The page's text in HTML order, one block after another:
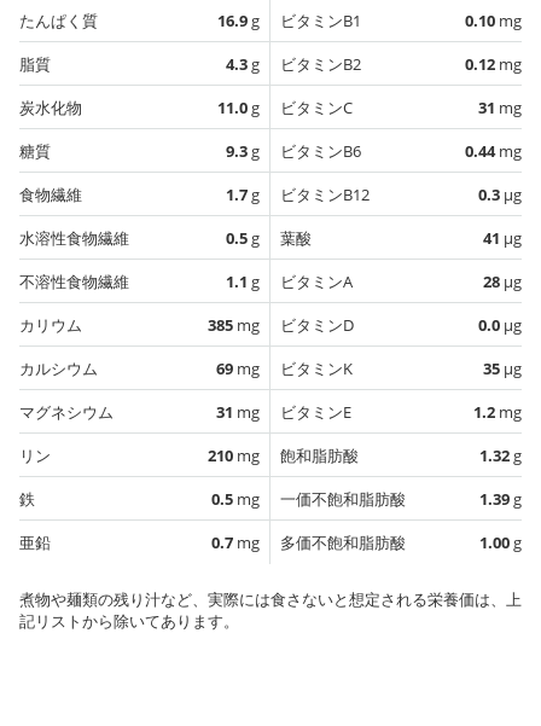
たんぱく質
16.9g
脂質
4.3g
炭水化物
11.0g
糖質
9.3g
食物繊維
1.7g
水溶性食物繊維
0.5g
不溶性食物繊維
1.1 g
カリウム
385 mg
カルシウム
69 mg
マグネシウム
31 mg
リン
210 mg
鉄
0.5 mg
亜鉛
0.7 mg
ビタミンB1
0.10 mg
ビタミンB2
0.12 mg
ビタミンC
31 mg
ビタミンB6
0.44mg
ビタミンB12
0.3 µg
葉酸
41 µg
ビタミンA
28 µg
ビタミンD
0.0 µg
ビタミンK
35 µg
ビタミンE
1.2 mg
飽和脂肪酸
1.32g
一価不飽和脂肪酸
1.39g
多価不飽和脂肪酸
1.00g
煮物や麺類の残り汁など、実際には食さないと想定される栄養価は、上
記リストから除いてあります。